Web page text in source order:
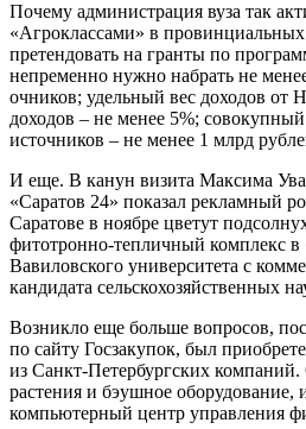
Почему администрация вуза так
«Агроклассами» в
претендовать на гранты по
непременно нужно набрать не
очников; удельный вес доходов
доходов – не менее 5%;
источников – не менее 1 млрд
И еще. В канун визита Максима
«Саратов 24» показал рекламный
Саратове в ноябре цветут
фитотронно-тепличный комплекс
Вавиловского университета с
кандидата сельскохозяйственных
Возникло еще больше вопросов,
по сайту Госзакупок, был
из Санкт-Петербургских
растения и бэушное оборудование,
компьютерный центр управления